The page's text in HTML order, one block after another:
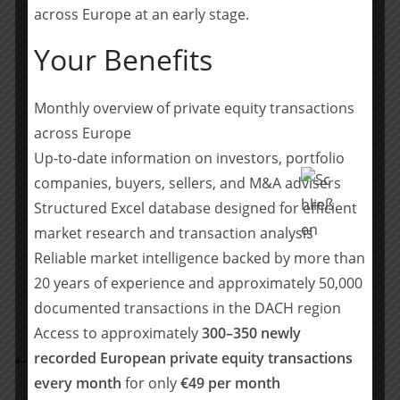
einer noch stärkeren Kundenorientierung nimmt die
Deutschland ein. Wir sind überzeugt, dass WERU, als
positioniert ist. Stefan Löbich und seinem Team
wünschen wir viel Erfolg für die Zukunft.“
(Quelle)
Teilen mit:
Teilen
Waterland unterstützt neu geformten Cloud-
Champion bei nächster Akquisition: Skaylink geht
Partnerschaft mit AWS-Spezialisten root360 ein
across Europe at an early stage.
Your Benefits
Monthly overview of private equity transactions
across Europe
Up-to-date information on investors, portfolio
companies, buyers, sellers, and M&A advisers
Structured Excel database designed for efficient
market research and transaction analysis
Reliable market intelligence backed by more than
20 years of experience and approximately 50,000
documented transactions in the DACH region
Access to approximately300–350 newly
recorded European private equity transactions
every month for only€49 per month